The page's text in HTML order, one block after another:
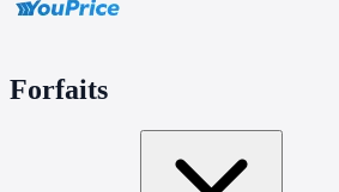
Forfaits